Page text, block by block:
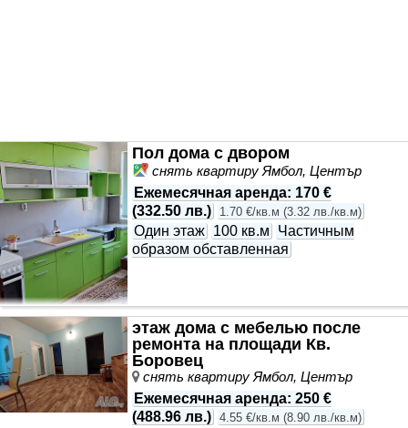
Пол дома с двором
снять квартиру Ямбол, Център
Ежемесячная аренда: 170 €
(332.50 лв.) 1.70 €/кв.м (3.32 лв./кв.м)
Один этаж 100 кв.м
Частичным
образом обставленная
этаж дома с мебелью после
ремонта на площади ​Кв.
Боровец
снять квартиру Ямбол, Център
Ежемесячная аренда: 250 €
(488.96 лв.) 4.55 €/кв.м (8.90 лв./кв.м)